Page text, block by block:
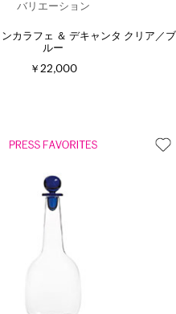
バリエーション
カラフェ ＆ デキャンタ クリア／ブ
ルー
￥22,000